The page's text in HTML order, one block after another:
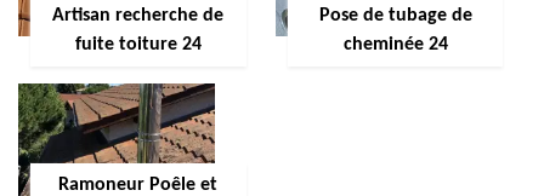
Artisan recherche de
fuite toiture 24
Pose de tubage de
cheminée 24
Ramoneur Poêle et